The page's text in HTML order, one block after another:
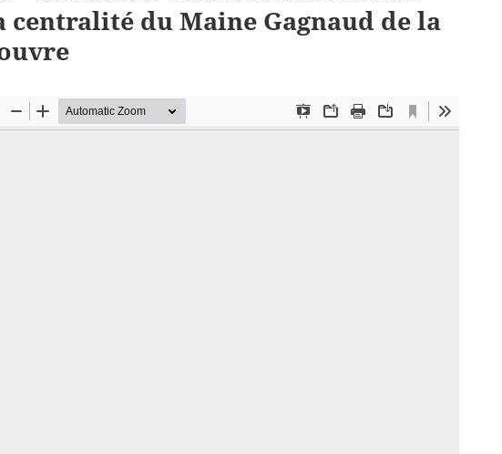
du Maine Gagnaud de la